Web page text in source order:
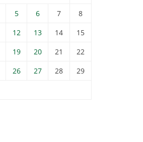
5 6 7
8
12 13 14
15
19 20 21
22
26 27 28
29